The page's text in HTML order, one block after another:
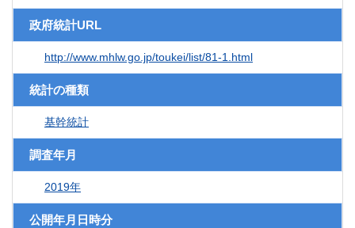
政府統計URL
http://www.mhlw.go.jp/toukei/list/81-1.html
統計の種類
基幹統計
調査年月
2019年
公開年月日時分